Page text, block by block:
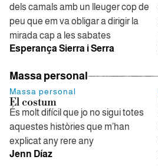
dels camals amb un lleuger cop de
peu que em va obligar a dirigir la
mirada cap a les sabates
Esperança Sierra i Serra
Massa personal
Massa personal
El costum
És molt difícil que jo no sigui totes
aquestes històries que m’han
explicat any rere any
Jenn Díaz